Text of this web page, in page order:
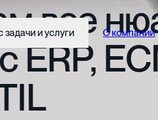
задачи и услуги О компании
все
ERP,